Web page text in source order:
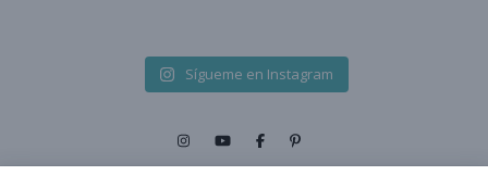
Sígueme en Instagram